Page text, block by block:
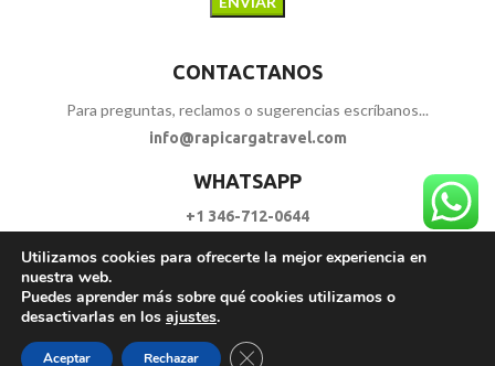
CONTACTANOS
Para preguntas, reclamos o sugerencias escríbanos...
info@rapicargatravel.com
WHATSAPP
+1 346-712-0644
SIGUENOS
Utilizamos cookies para ofrecerte la mejor experiencia en
nuestra web.
Puedes aprender más sobre qué cookies utilizamos o
desactivarlas en los ajustes.
Aceptar Rechazar Cerrar el banner de cookies RGPD